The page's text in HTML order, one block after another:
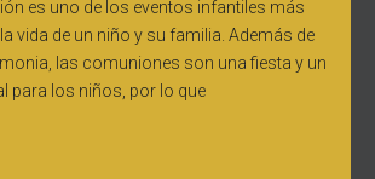
es uno de los eventos infantiles más
vida de un niño y su familia. Además de
las comuniones son una fiesta y un
para los niños, por lo que